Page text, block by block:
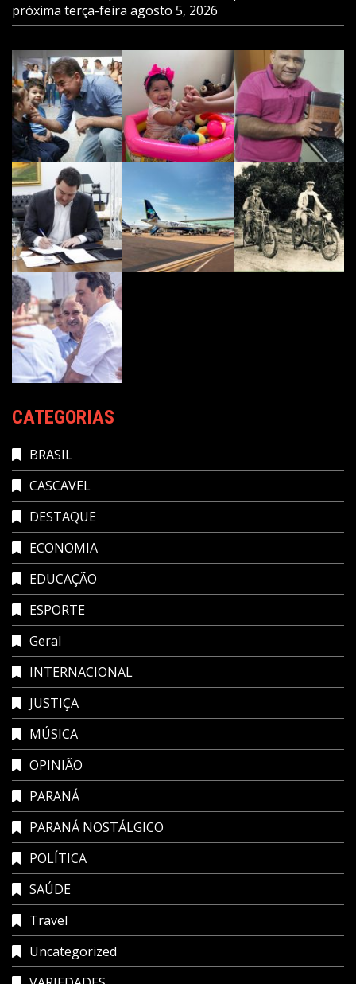
próxima terça-feira agosto 5, 2026
CATEGORIAS
BRASIL
CASCAVEL
DESTAQUE
ECONOMIA
EDUCAÇÃO
ESPORTE
Geral
INTERNACIONAL
JUSTIÇA
MÚSICA
OPINIÃO
PARANÁ
PARANÁ NOSTÁLGICO
POLÍTICA
SAÚDE
Travel
Uncategorized